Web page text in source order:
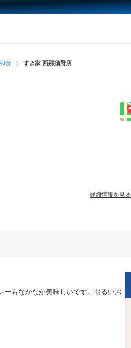
食 すき家 西那須野店
詳細情報を見る
ーもなかなか美味しいです。明るいお